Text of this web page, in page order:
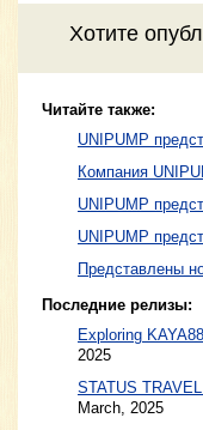
Хотите
Читайте также:
UNIPUMP
Компания
UNIPUMP
UNIPUMP
Представлены
Последние релизы:
Exploring
2025
STATUS
March, 2025